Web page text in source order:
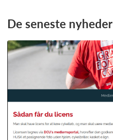
De seneste nyheder